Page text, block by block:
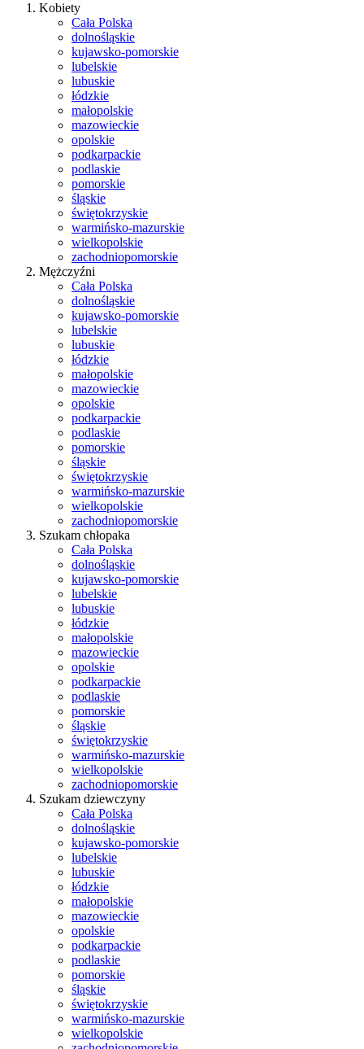
Kobiety
Cała Polska
dolnośląskie
kujawsko-pomorskie
lubelskie
lubuskie
łódzkie
małopolskie
mazowieckie
opolskie
podkarpackie
podlaskie
pomorskie
śląskie
świętokrzyskie
warmińsko-mazurskie
wielkopolskie
zachodniopomorskie
Mężczyźni
Cała Polska
dolnośląskie
kujawsko-pomorskie
lubelskie
lubuskie
łódzkie
małopolskie
mazowieckie
opolskie
podkarpackie
podlaskie
pomorskie
śląskie
świętokrzyskie
warmińsko-mazurskie
wielkopolskie
zachodniopomorskie
Szukam chłopaka
Cała Polska
dolnośląskie
kujawsko-pomorskie
lubelskie
lubuskie
łódzkie
małopolskie
mazowieckie
opolskie
podkarpackie
podlaskie
pomorskie
śląskie
świętokrzyskie
warmińsko-mazurskie
wielkopolskie
zachodniopomorskie
Szukam dziewczyny
Cała Polska
dolnośląskie
kujawsko-pomorskie
lubelskie
lubuskie
łódzkie
małopolskie
mazowieckie
opolskie
podkarpackie
podlaskie
pomorskie
śląskie
świętokrzyskie
warmińsko-mazurskie
wielkopolskie